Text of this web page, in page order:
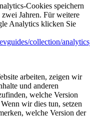
Cookies speichern
Jahren. Für weitere
Analytics klicken Sie
collection/
arbeiten, zeigen wir
und anderen
welche Version
wir dies tun, setzen
welche Version der